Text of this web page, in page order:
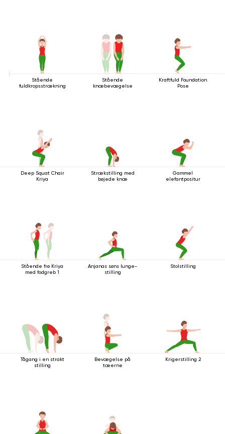
Stående
fuldkropsstrækning
Stående
knæbevægelse
Kraftfuld Foundation
Pose
Deep Squat Chair
Kriya
Strækstilling med
bøjede knæ
Gammel
elefantpositur
Stående frø Kriya
med fodgreb 1
Anjanas søns lunge-
stilling
Stolstilling
Tågang i en strakt
stilling
Bevægelse på
tæerne
Krigerstilling 2